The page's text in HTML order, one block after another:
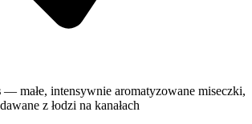
— małe, intensywnie aromatyzowane miseczki,
z łodzi na kanałach